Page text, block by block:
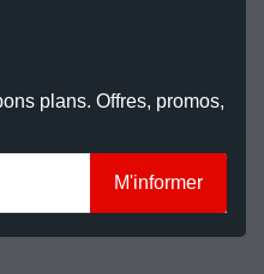
plans. Offres, promos,
M'informer